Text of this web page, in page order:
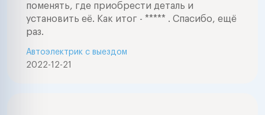
поменять, где приобрести деталь и
установить её. Как итог - ***** . Спасибо, ещё
раз.
2022-12-21
Автоэлектрик с выездом